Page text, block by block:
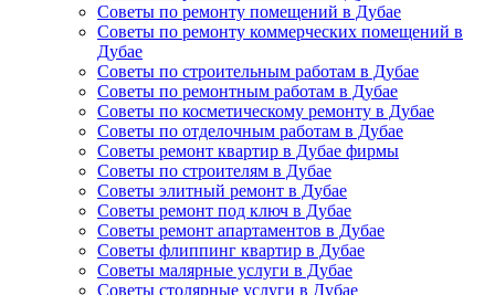
Советы по ремонту помещений в Дубае
Советы по ремонту коммерческих помещений в
Дубае
Советы по строительным работам в Дубае
Советы по ремонтным работам в Дубае
Советы по косметическому ремонту в Дубае
Советы по отделочным работам в Дубае
Советы ремонт квартир в Дубае фирмы
Советы по строителям в Дубае
Советы элитный ремонт в Дубае
Советы ремонт под ключ в Дубае
Советы ремонт апартаментов в Дубае
Советы флиппинг квартир в Дубае
Советы малярные услуги в Дубае
Советы столярные услуги в Дубае